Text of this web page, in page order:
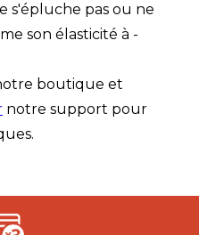
s'épluche pas ou ne
son élasticité à -
boutique et
notre support pour